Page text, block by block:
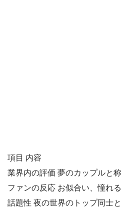
項目 内容
業界内の評価 夢のカップルと
ファンの反応 お似合い、憧れ
話題性 夜の世界のトップ同士